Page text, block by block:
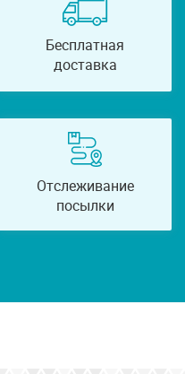
Бесплатная
доставка
Отслеживание
посылки